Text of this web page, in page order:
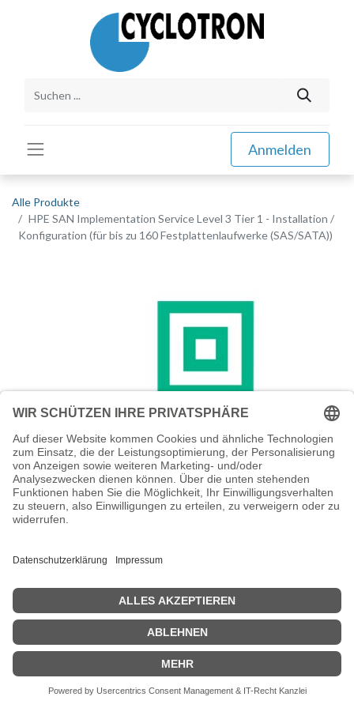
Anmelden
Alle Produkte
HPE SAN Implementation Service Level 3 Tier 1 - Installation /
Konfiguration (für bis zu 160 Festplattenlaufwerke (SAS/SATA))
HPE SAN Implementation Service Level
3 Tier 1 - Installation / Konfiguration (für
bis zu 160 Festplattenlaufwerke
(SAS/SATA))
Konfiguration (für bis zu 160 Festplattenlaufwerke (SAS/SATA))